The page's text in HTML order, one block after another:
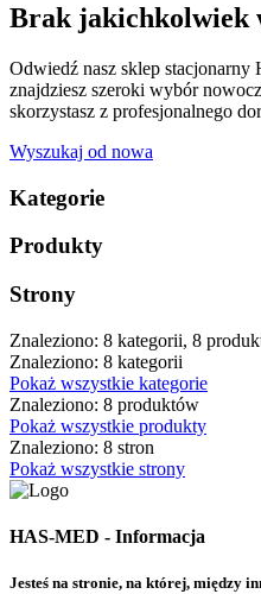
Brak jakichkolwiek
Odwiedź nasz sklep stacjonarny
znajdziesz szeroki wybór
skorzystasz z profesjonalnego
Wyszukaj od nowa
Kategorie
Produkty
Strony
Znaleziono: 8 kategorii, 8
Znaleziono: 8 kategorii
Pokaż wszystkie kategorie
Znaleziono: 8 produktów
Pokaż wszystkie produkty
Znaleziono: 8 stron
Pokaż wszystkie strony
HAS-MED - Informacja
Jesteś na stronie, na której, między